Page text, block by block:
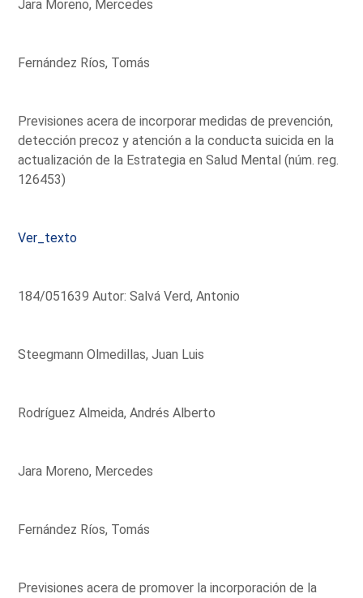
Jara Moreno, Mercedes
Fernández Ríos, Tomás
Previsiones acera de incorporar medidas de prevención,
detección precoz y atención a la conducta suicida en la
actualización de la Estrategia en Salud Mental (núm. reg.
126453)
Ver_texto
184/051639 Autor: Salvá Verd, Antonio
Steegmann Olmedillas, Juan Luis
Rodríguez Almeida, Andrés Alberto
Jara Moreno, Mercedes
Fernández Ríos, Tomás
Previsiones acera de promover la incorporación de la